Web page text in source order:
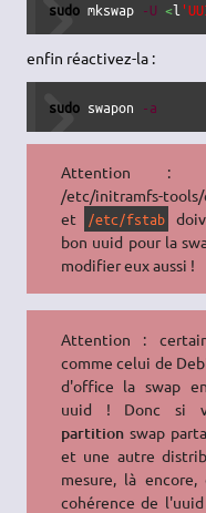
sudo mkswap -U <l
enfin réactivez-la :
sudo swapon -a
Attention :
/etc/initramfs-tools/
et
/etc/fstab
bon uuid pour la
modifier eux aussi !
Attention :
comme celui de
d'office la swap
uuid ! Donc si
partitionswap
et une autre
mesure, là encore,
cohérence de l'uuid